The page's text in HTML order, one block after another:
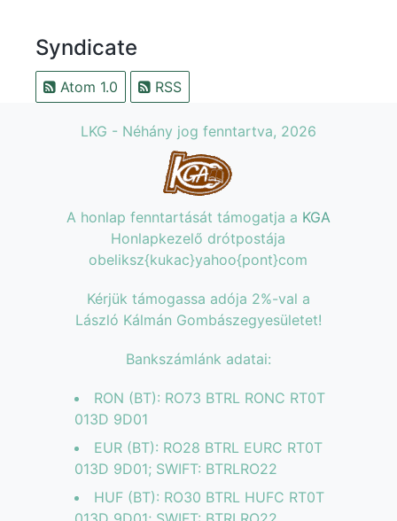
Syndicate
Atom 1.0 RSS
LKG - Néhány jog fenntartva, 2026
A honlap fenntartását támogatja a KGA
Honlapkezelő drótpostája
obeliksz{kukac}yahoo{pont}com
Kérjük támogassa adója 2%-val a
László Kálmán Gombászegyesületet!
Bankszámlánk adatai:
RON (BT): RO73 BTRL RONC RT0T
013D 9D01
EUR (BT): RO28 BTRL EURC RT0T
013D 9D01; SWIFT: BTRLRO22
HUF (BT): RO30 BTRL HUFC RT0T